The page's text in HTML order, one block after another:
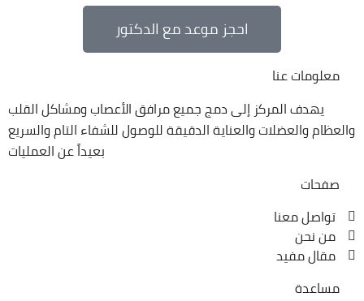
احجز موعد مع الدكتور
معلومات عنا
يهدف المركز إلى دمج جميع مرافق الأعصاب ومشاكل القلب
والعظام والعضلات والعناية الدقيقة للوصول للشفاء التام والسريع
بعيداً عن العمليات
صفحات
تواصل معنا
من نحن
مقال مفيد
مساعدة